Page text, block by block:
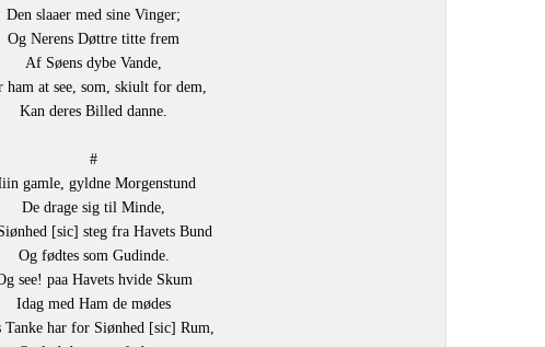
Den slaaer med sine Vinger;
Og Nerens Døttre titte frem
Af Søens dybe Vande,
ham at see, som, skiult for dem,
Kan deres Billed danne.
#
gamle, gyldne Morgenstund
De drage sig til Minde,
[sic] steg fra Havets Bund
Og fødtes som Gudinde.
see! paa Havets hvide Skum
Idag med Ham de mødes
Tanke har for Siønhed [sic] Rum,